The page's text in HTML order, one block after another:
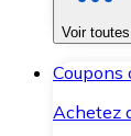
Voir toutes
Coupons
Achetez